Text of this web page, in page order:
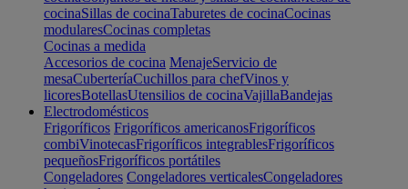
cocinaSillas de cocinaTaburetes de cocinaCocinas
modularesCocinas completas
Cocinas a medida
Accesorios de cocina MenajeServicio de
mesaCuberteríaCuchillos para chefVinos y
licoresBotellasUtensilios de cocinaVajillaBandejas
Electrodomésticos
Frigoríficos Frigoríficos americanosFrigoríficos
combiVinotecasFrigoríficos integrablesFrigoríficos
pequeñosFrigoríficos portátiles
Congeladores Congeladores verticalesCongeladores